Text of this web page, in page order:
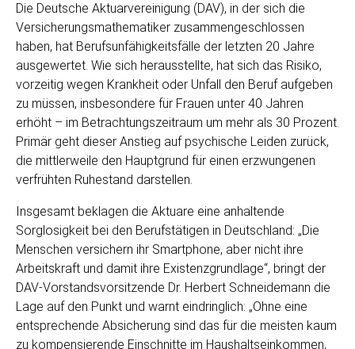
Die Deutsche Aktuarvereinigung (DAV), in der sich die
Versicherungsmathematiker zusammengeschlossen
haben, hat Berufsunfähigkeitsfälle der letzten 20 Jahre
ausgewertet. Wie sich herausstellte, hat sich das Risiko,
vorzeitig wegen Krankheit oder Unfall den Beruf aufgeben
zu müssen, insbesondere für Frauen unter 40 Jahren
erhöht – im Betrachtungszeitraum um mehr als 30 Prozent.
Primär geht dieser Anstieg auf psychische Leiden zurück,
die mittlerweile den Hauptgrund für einen erzwungenen
verfrühten Ruhestand darstellen.
Insgesamt beklagen die Aktuare eine anhaltende
Sorglosigkeit bei den Berufstätigen in Deutschland: „Die
Menschen versichern ihr Smartphone, aber nicht ihre
Arbeitskraft und damit ihre Existenzgrundlage“, bringt der
DAV-Vorstandsvorsitzende Dr. Herbert Schneidemann die
Lage auf den Punkt und warnt eindringlich: „Ohne eine
entsprechende Absicherung sind das für die meisten kaum
zu kompensierende Einschnitte im Haushaltseinkommen,